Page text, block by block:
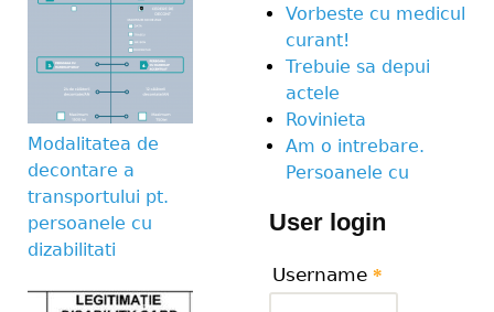
Modalitatea de
decontare a
transportului pt.
persoanele cu
dizabilitati
Vorbeste cu medicul
curant!
Trebuie sa depui
actele
Rovinieta
Am o intrebare.
Persoanele cu
User login
Username *